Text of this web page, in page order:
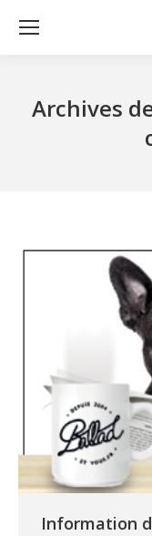
Archives
Information